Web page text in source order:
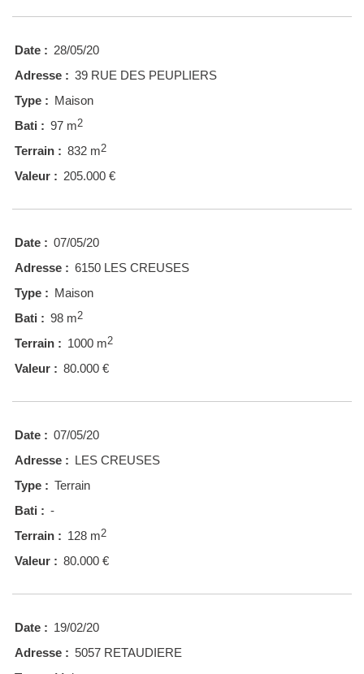
Date : 28/05/20
Adresse : 39 RUE DES PEUPLIERS
Type : Maison
Bati : 97 m2
Terrain : 832 m2
Valeur : 205.000 €
Date : 07/05/20
Adresse : 6150 LES CREUSES
Type : Maison
Bati : 98 m2
Terrain : 1000 m2
Valeur : 80.000 €
Date : 07/05/20
Adresse : LES CREUSES
Type : Terrain
Bati : -
Terrain : 128 m2
Valeur : 80.000 €
Date : 19/02/20
Adresse : 5057 RETAUDIERE